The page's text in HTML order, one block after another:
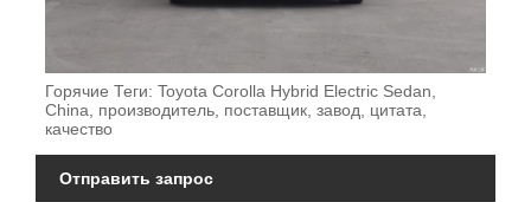
Горячие Теги: Toyota Corolla Hybrid Electric Sedan,
China, производитель, поставщик, завод, цитата,
качество
Отправить запрос